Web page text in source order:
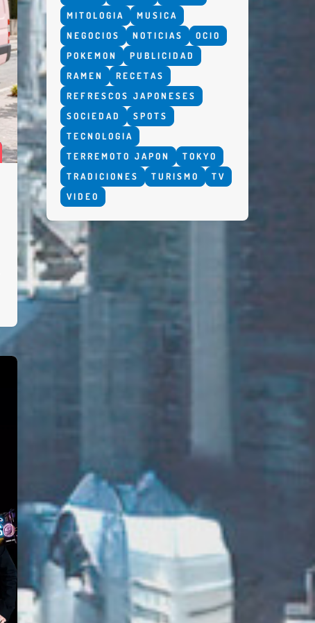
MITOLOGIA
MUSICA
NEGOCIOS
NOTICIAS
OCIO
POKEMON
PUBLICIDAD
RAMEN
RECETAS
REFRESCOS JAPONESES
SOCIEDAD
SPOTS
TECNOLOGIA
TERREMOTO JAPON
TOKYO
TRADICIONES
TURISMO
TV
VIDEO